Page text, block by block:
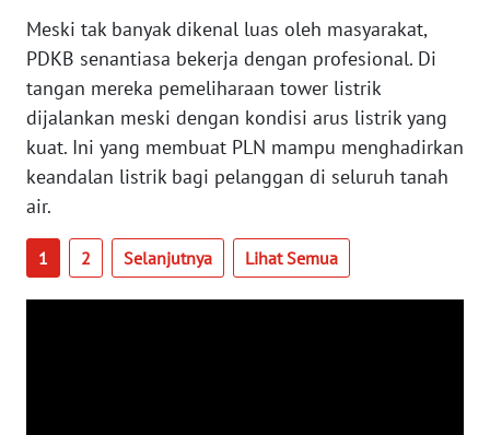
Meski tak banyak dikenal luas oleh masyarakat,
PDKB senantiasa bekerja dengan profesional. Di
tangan mereka pemeliharaan tower listrik
dijalankan meski dengan kondisi arus listrik yang
kuat. Ini yang membuat PLN mampu menghadirkan
keandalan listrik bagi pelanggan di seluruh tanah
air.
1 2 Selanjutnya Lihat Semua
WN
SUMBAR
WN
SUMSEL